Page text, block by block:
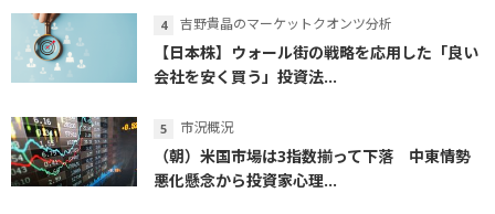
吉野貴晶のマーケットクオンツ分析
【日本株】ウォール街の戦略を応用した「良い
会社を安く買う」投資法...
市況概況
（朝）米国市場は3指数揃って下落 中東情勢
悪化懸念から投資家心理...